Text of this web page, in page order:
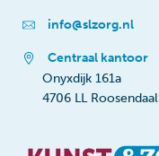
info@slzorg.nl
Centraal kantoor
Onyxdijk 161a
4706 LL Roosendaal